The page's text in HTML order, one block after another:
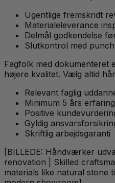
Ugentlige fremskridt
Materialeleverance
Delmål godkendelse
Slutkontrol med
Fagfolk med dokumenteret
højere kvalitet. Vælg altid
Relevant faglig
Minimum 5 års erfaring
Positive
Gyldig
Skriftlig arbejdsgaranti
[BILLEDE: Håndværker
renovation | Skilled
materials like natural stone